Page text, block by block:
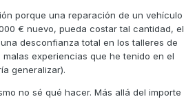
porque una reparación de un vehículo
€ nuevo, pueda costar tal cantidad, el
desconfianza total en los talleres de
experiencias que he tenido en el
generalizar).
no sé qué hacer. Más allá del importe